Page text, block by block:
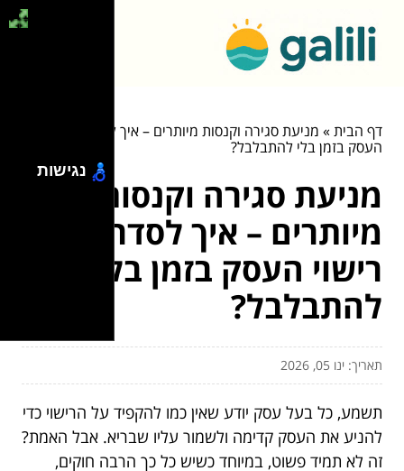
דף הבית» מניעת סגירה וקנסות מיותרים – איך לסדר את רישוי
העסק בזמן בלי להתבלבל?
מניעת סגירה וקנסות
מיותרים – איך לסדר את
רישוי העסק בזמן בלי
להתבלבל?
תאריך: ינו 05, 2026
תשמע, כל בעל עסק יודע שאין כמו להקפיד על הרישוי כדי
להניע את העסק קדימה ולשמור עליו שבריא. אבל האמת?
זה לא תמיד פשוט, במיוחד כשיש כל כך הרבה חוקים,
נגישות